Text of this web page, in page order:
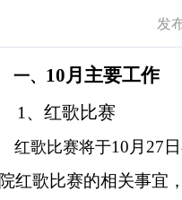
发
一、 10月主要工作
1、红歌比赛
红歌比赛将于10月27
红歌比赛的相关事宜